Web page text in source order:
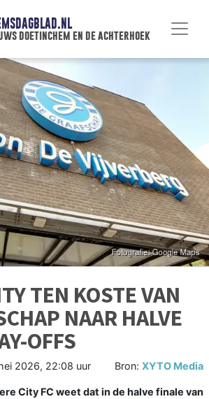
doetinchem en de achterhoek
TEN KOSTE VAN
NAAR HALVE
OFFS
2026, 22:08 uur Bron: XYTO Media
City FC weet dat in de halve finale van